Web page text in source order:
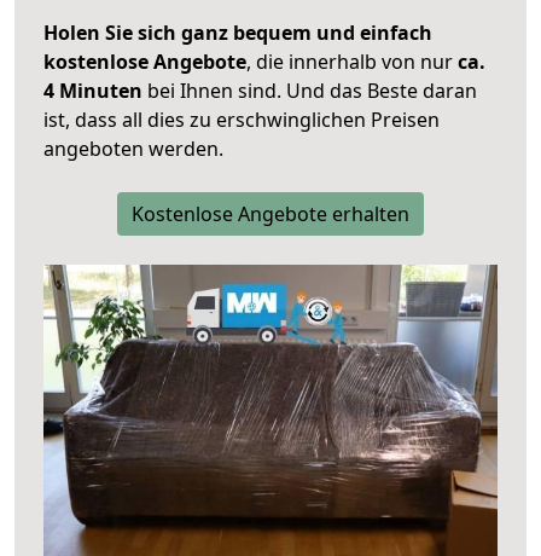
Holen Sie sich ganz bequem und einfach
kostenlose Angebote, die innerhalb von nurca.
4 Minuten bei Ihnen sind. Und das Beste daran
ist, dass all dies zu erschwinglichen Preisen
angeboten werden.
Kostenlose Angebote erhalten